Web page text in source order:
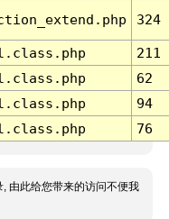
324
211
62
94
76
由此给您带来的访问不便我